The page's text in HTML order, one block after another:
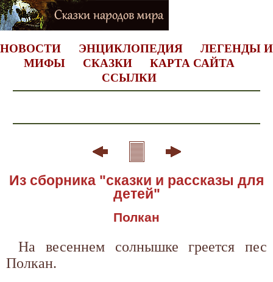
НОВОСТИ ЭНЦИКЛОПЕДИЯ
ЛЕГЕНДЫ И
МИФЫ
СКАЗКИ
КАРТА САЙТА
ССЫЛКИ
Из сборника "сказки и рассказы для
детей"
Полкан
На весеннем солнышке греется пес
Полкан.